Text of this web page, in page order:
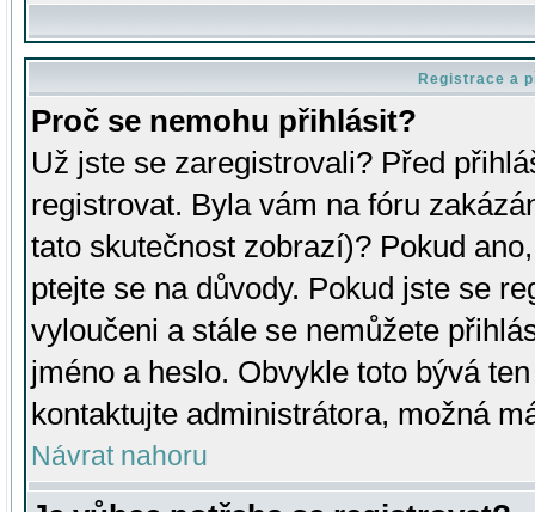
Registrace a
Proč se nemohu přihlásit?
Už jste se zaregistrovali? Před
registrovat. Byla vám na fóru
tato skutečnost zobrazí)? Pokud
ptejte se na důvody. Pokud jste se
vyloučeni a stále se nemůžete
jméno a heslo. Obvykle toto bývá
kontaktujte administrátora, možná
Návrat nahoru